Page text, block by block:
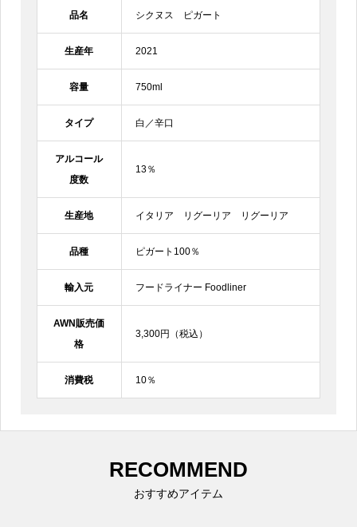
品名 シクヌス ピガート
生産年 2021
容量 750ml
タイプ 白／辛口
アルコール
度数
13％
生産地 イタリア リグーリア リグーリア
品種 ピガート100％
輸入元 フードライナー Foodliner
AWN販売価
格
3,300円（税込）
消費税 10％
RECOMMEND
おすすめアイテム